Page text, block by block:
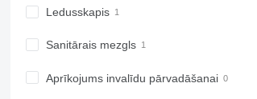
Ledusskapis
Sanitārais mezgls
Aprīkojums invalīdu pārvadāšanai